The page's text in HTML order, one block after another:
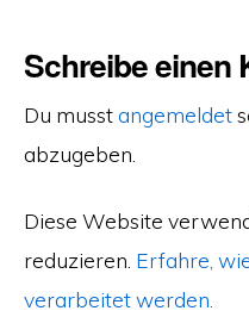
Schreibe einen
Du musstangemeldet
abzugeben.
Diese Website
reduzieren. Erfahre,
verarbeitet werden.